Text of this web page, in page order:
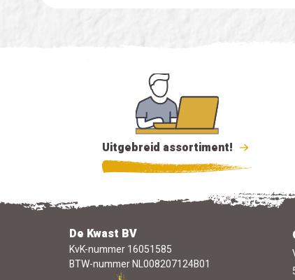
Uitgebreid assortiment!
De Kwast BV
KvK-nummer 16051585
BTW-nummer NL008207124B01